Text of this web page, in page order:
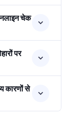
चेक
पर
कारणों से